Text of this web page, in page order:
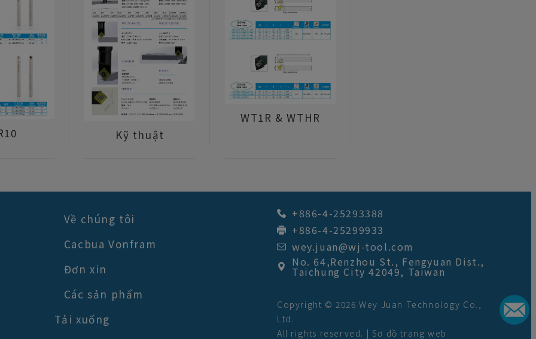
Kỹ thuật
WT1R & WTHR
Về chúng tôi
Cacbua Vonfram
Đơn xin
Các sản phẩm
Tải xuống
+886-4-25293388
+886-4-25299933
wey.juan@wj-tool.com
No. 64,Renzhou St. , Fengyuan Dist.,
Taichung City 42049, Taiwan
Copyright © 2026Wey Juan Technology Co.,
Ltd.
All rights reserved. | Sơ đồ trang web